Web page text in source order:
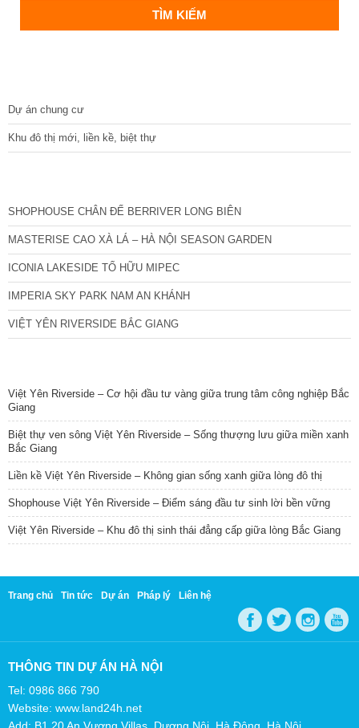
Dự án chung cư
Khu đô thị mới, liền kề, biệt thự
SHOPHOUSE CHÂN ĐẾ BERRIVER LONG BIÊN
MASTERISE CAO XÀ LÁ – HÀ NỘI SEASON GARDEN
ICONIA LAKESIDE TỐ HỮU MIPEC
IMPERIA SKY PARK NAM AN KHÁNH
VIỆT YÊN RIVERSIDE BẮC GIANG
Việt Yên Riverside – Cơ hội đầu tư vàng giữa trung tâm công nghiệp Bắc
Giang
Biệt thự ven sông Việt Yên Riverside – Sống thượng lưu giữa miền xanh
Bắc Giang
Liền kề Việt Yên Riverside – Không gian sống xanh giữa lòng đô thị
Shophouse Việt Yên Riverside – Điểm sáng đầu tư sinh lời bền vững
Việt Yên Riverside – Khu đô thị sinh thái đẳng cấp giữa lòng Bắc Giang
Trang chủ Tin tức Dự án Pháp lý Liên hệ
THÔNG TIN DỰ ÁN HÀ NỘI
Tel: 0986 866 790
Website: www.land24h.net